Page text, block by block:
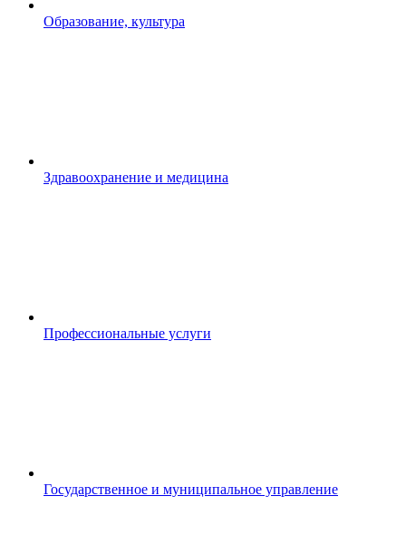
Образование, культура
Здравоохранение и медицина
Профессиональные услуги
Государственное и муниципальное управление